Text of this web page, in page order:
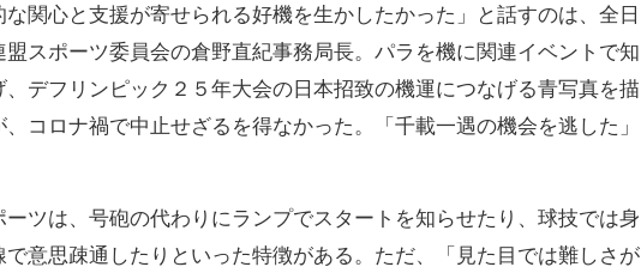
関心と支援が寄せられる好機を生かしたかった」と話すのは、全日
盟スポーツ委員会の倉野直紀事務局長。パラを機に関連イベントで知
、デフリンピック２５年大会の日本招致の機運につなげる青写真を描
、コロナ禍で中止せざるを得なかった。「千載一遇の機会を逃した」
ツは、号砲の代わりにランプでスタートを知らせたり、球技では身
で意思疎通したりといった特徴がある。ただ、「見た目では難しさが